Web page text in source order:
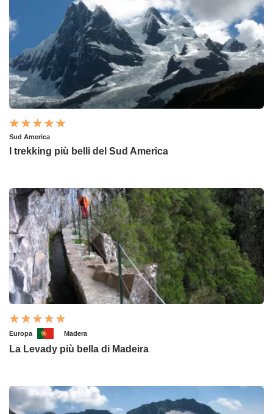
Sud America
I trekking più belli del Sud America
Europa Madera
La Levady più bella di Madeira